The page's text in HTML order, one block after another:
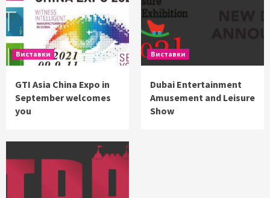
Виставки
GTI Asia China Expo in
September welcomes
you
Виставки
Dubai Entertainment
Amusement and Leisure
Show